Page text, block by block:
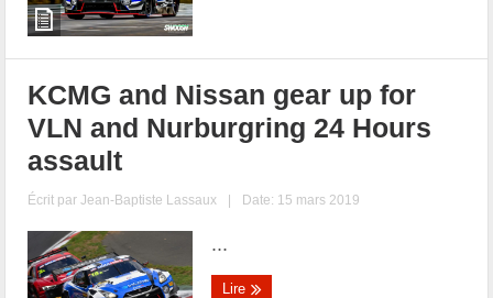
KCMG and Nissan gear up for
VLN and Nurburgring 24 Hours
assault
Écrit parJean-Baptiste Lassaux | Date: 15 mars 2019
...
Lire